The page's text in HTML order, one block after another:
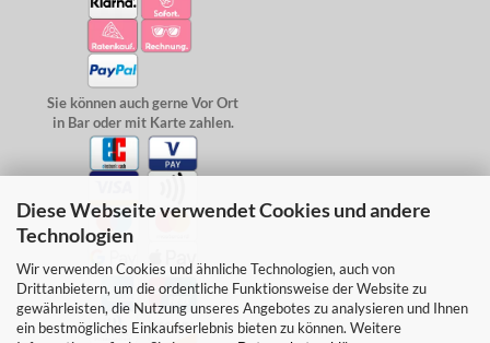
Diese Webseite verwendet Cookies und andere
Technologien
Wir verwenden Cookies und ähnliche Technologien, auch von
Drittanbietern, um die ordentliche Funktionsweise der Website zu
gewährleisten, die Nutzung unseres Angebotes zu analysieren und Ihnen
ein bestmögliches Einkaufserlebnis bieten zu können. Weitere
Sie können auch gerne Vor Ort
in Bar oder mit Karte zahlen.